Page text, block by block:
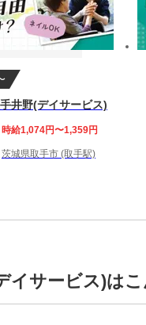
井野(デイサービス)
時給1,074円〜1,359円
茨城県取手市 (取手駅)
イサービス)はこ